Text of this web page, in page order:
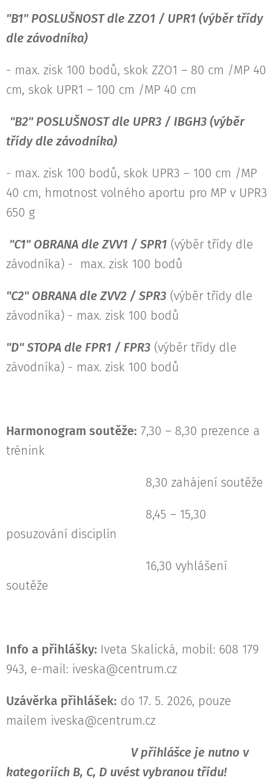
"B1" POSLUŠNOST dle ZZO1 / UPR1 (výběr třídy
dle závodníka)
- max. zisk 100 bodů, skok ZZO1 – 80 cm /MP 40
cm, skok UPR1 – 100 cm /MP 40 cm
"B2" POSLUŠNOST dle UPR3 / IBGH3 (výběr
třídy dle závodníka)
- max. zisk 100 bodů, skok UPR3 – 100 cm /MP
40 cm, hmotnost volného aportu pro MP v UPR3
650 g
"C1" OBRANA dle ZVV1 / SPR1 (výběr třídy dle
závodníka) - max. zisk 100 bodů
"C2" OBRANA dle ZVV2 / SPR3 (výběr třídy dle
závodníka) - max. zisk 100 bodů
"D" STOPA dle FPR1 / FPR3 (výběr třídy dle
závodníka) - max. zisk 100 bodů
Harmonogram soutěže: 7,30 – 8,30 prezence a
trénink
8,30 zahájení soutěže
8,45 – 15,30
posuzování disciplín
16,30 vyhlášení
soutěže
Info a přihlášky: Iveta Skalická, mobil: 608 179
943, e-mail: iveska@centrum.cz
Uzávěrka přihlášek: do 17. 5. 2026, pouze
mailem iveska@centrum.cz
V přihlášce je nutno v
kategoriích B, C, D uvést vybranou třídu!